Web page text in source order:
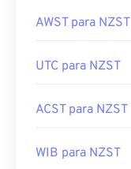
AWST para NZST
UTC para NZST
ACST para NZST
WIB para NZST